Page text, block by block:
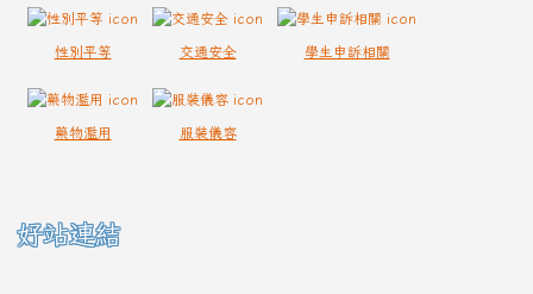
性別平等 交通安全 學生申訴相關
藥物濫用 服裝儀容
好站連結